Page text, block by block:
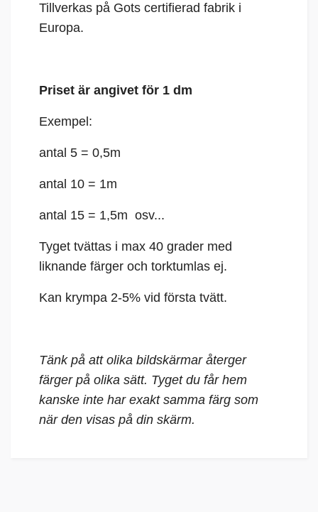
Tillverkas på Gots certifierad fabrik i
Europa.
Priset är angivet för 1 dm
Exempel:
antal 5 = 0,5m
antal 10 = 1m
antal 15 = 1,5m osv...
Tyget tvättas i max 40 grader med
liknande färger och torktumlas ej.
Kan krympa 2-5% vid första tvätt.
Tänk på att olika bildskärmar återger
färger på olika sätt. Tyget du får hem
kanske inte har exakt samma färg som
när den visas på din skärm.